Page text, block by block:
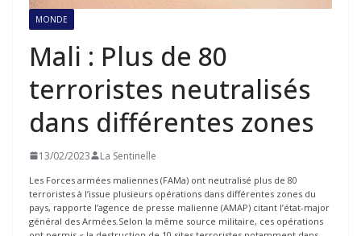
MONDE
Mali : Plus de 80
terroristes neutralisés
dans différentes zones
13/02/2023 La Sentinelle
Les Forces armées maliennes (FAMa) ont neutralisé plus de 80
terroristes à l’issue plusieurs opérations dans différentes zones du
pays, rapporte l’agence de presse malienne (AMAP) citant l’état-major
général des Armées.Selon la même source militaire, ces opérations